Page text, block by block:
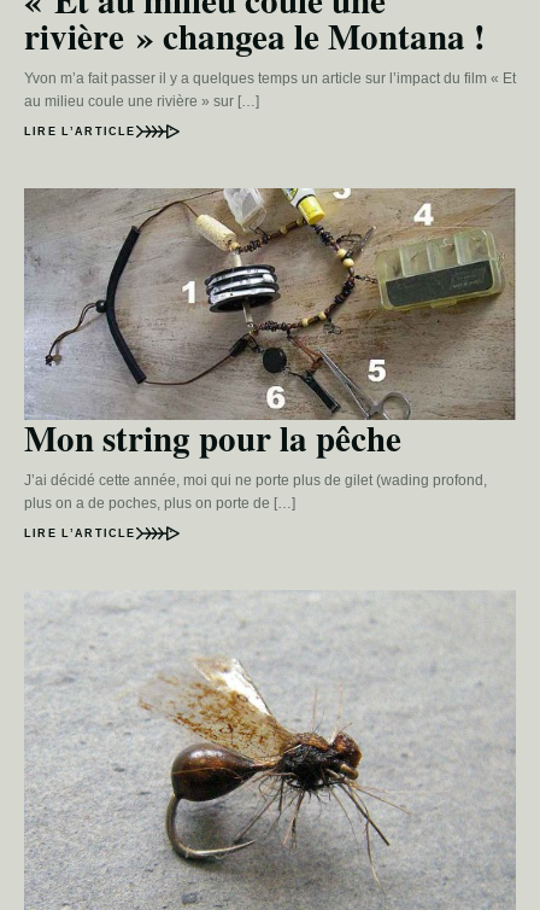
rivière » changea le Montana !
Yvon m’a fait passer il y a quelques temps un article sur l’impact du film « Et
au milieu coule une rivière » sur […]
LIRE L’ARTICLE
Mon string pour la pêche
J’ai décidé cette année, moi qui ne porte plus de gilet (wading profond,
plus on a de poches, plus on porte de […]
LIRE L’ARTICLE